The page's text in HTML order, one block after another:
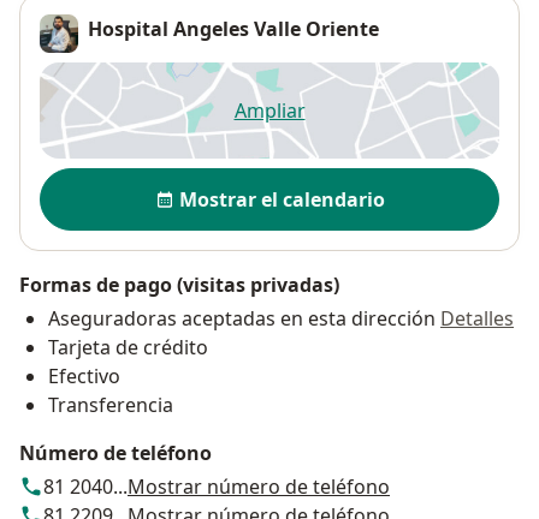
Hospital Angeles Valle Oriente
Ampliarse abre en una nueva
Disponibilidad
Mostrar el calendario
Formas de pago (visitas privadas)
Aseguradoras aceptadas en esta dirección Detalles
Tarjeta de crédito
Efectivo
Transferencia
Número de teléfono
81 2040...Mostrar número de teléfono